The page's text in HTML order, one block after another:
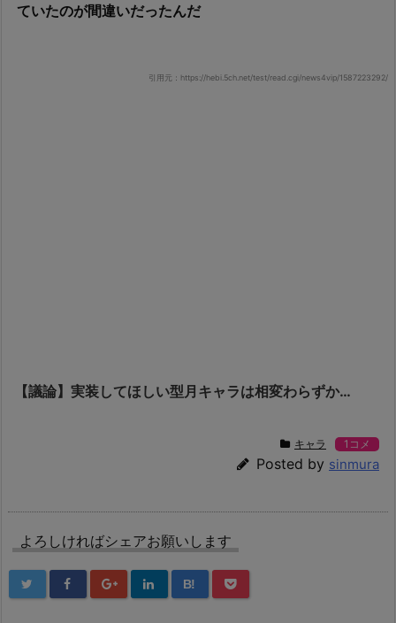
ていたのが間違いだったんだ
引用元：https://hebi.5ch.net/test/read.cgi/news4vip/1587223292/
【議論】実装してほしい型月キャラは相変わらずか…
キャラ 1コメ
Posted by sinmura
よろしければシェアお願いします
B!